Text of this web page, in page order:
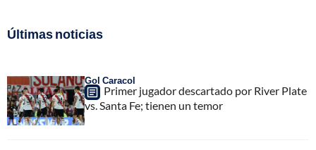
Últimas noticias
Gol Caracol
Primer jugador descartado por River Plate
vs. Santa Fe; tienen un temor